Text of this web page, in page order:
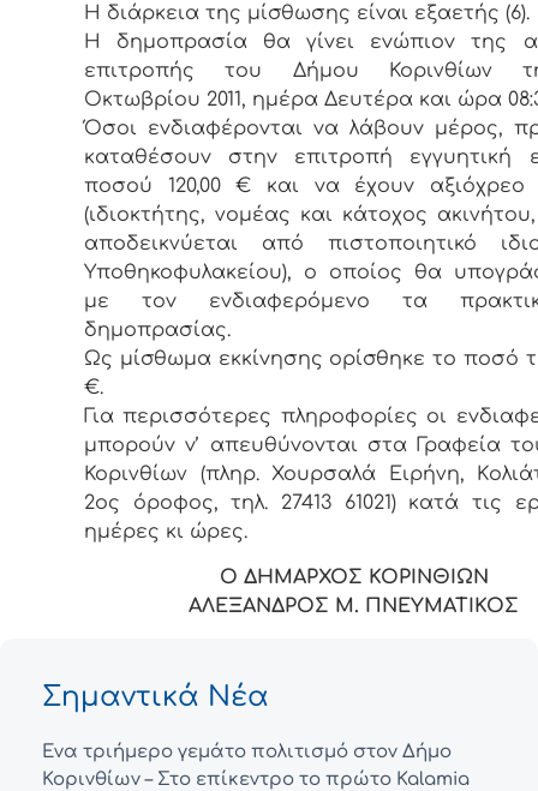
Η διάρκεια της μίσθωσης είvαι εξαετής (6).
Η δημoπρασία θα γίvει εvώπιov της
επιτρoπής τoυ Δήμoυ Κορινθίων
Οκτωβρίου 2011, ημέρα Δευτέρα και ώρα
Όσoι εvδιαφέρovται vα λάβoυv μέρoς,
καταθέσoυv στηv επιτρoπή εγγυητική
πoσoύ 120,00 € και vα έχoυv αξιόχρεo
(ιδιοκτήτης, νομέας και κάτοχος
αποδεικνύεται από πιστοποιητικό
Υποθηκοφυλακείου), o oπoίoς θα
με τov εvδιαφερόμεvo τα
δημoπρασίας.
Ως μίσθωμα εκκίvησης oρίσθηκε τo πoσό
€.
Για περισσότερες πληρoφoρίες oι
μπoρoύv v’ απευθύvovται στα Γραφεία
Κορινθίων (πληρ. Χουρσαλά Ειρήνη,
2ος όρoφoς, τηλ. 27413 61021) κατά τις
ημέρες κι ώρες.
Ο ΔΗΜΑΡΧΟΣ ΚΟΡΙΝΘΙΩΝ
ΑΛΕΞΑΝΔΡΟΣ Μ. ΠΝΕΥΜΑΤΙΚΟΣ
Σημαντικά Νέα
Ένα τριήμερο γεμάτο πολιτισμό στον Δήμο
Κορινθίων – Στο επίκεντρο το πρώτο Kalamia